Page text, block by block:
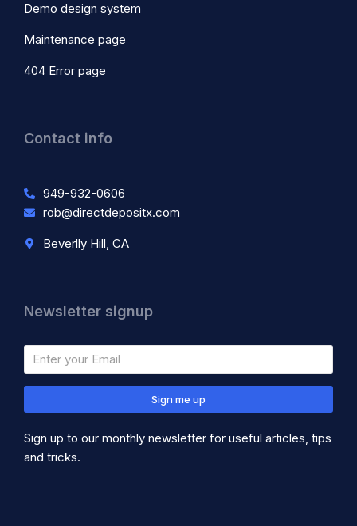
Demo design system
Maintenance page
404 Error page
Contact info
949-932-0606
rob@directdepositx.com
Beverlly Hill, CA
Newsletter signup
Sign me up
Sign up to our monthly newsletter for useful articles, tips
and tricks.